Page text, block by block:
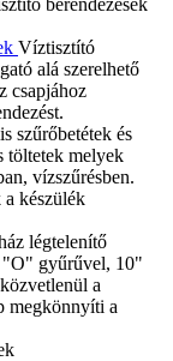
Víztisztító
alá szerelhető
csapjához
szűrőbetétek és
töltetek melyek
vízszűrésben.
készülék
légtelenítő
"O" gyűrűvel, 10"
a
megkönnyíti a